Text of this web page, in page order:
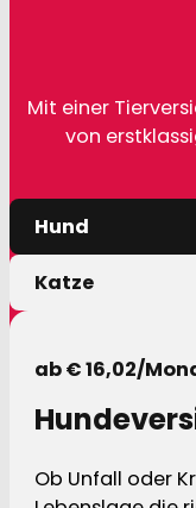
Mit einer
von
Hund
Katze
ab € 16,02/
Ob Unfall oder